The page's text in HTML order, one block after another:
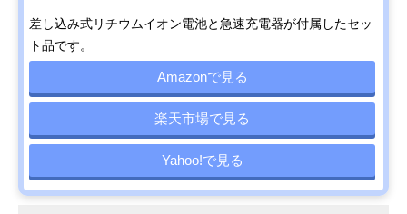
差し込み式リチウムイオン電池と急速充電器が付属したセッ
ト品です。
Amazonで見る
楽天市場で見る
Yahoo!で見る